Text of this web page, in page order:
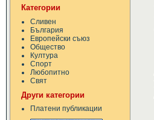
Категории
Сливен
България
Европейски съюз
Общество
Култура
Спорт
Любопитно
Свят
Други категории
Платени публикации